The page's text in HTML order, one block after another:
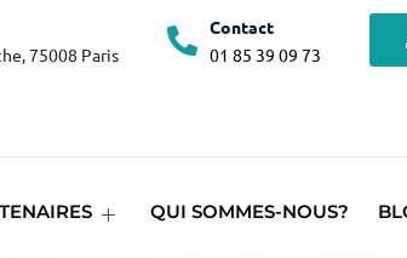
75008 Paris
Contact
01 85 39 09 73
QUI SOMMES-NOUS?